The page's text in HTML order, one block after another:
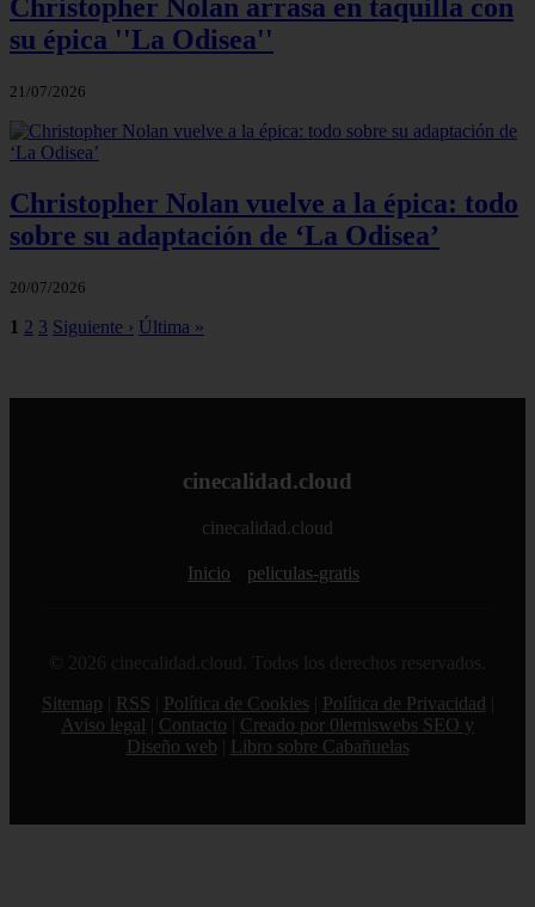
Christopher Nolan arrasa en taquilla con
su épica ''La Odisea''
21/07/2026
Christopher Nolan vuelve a la épica: todo
sobre su adaptación de ‘La Odisea’
20/07/2026
1 2 3 Siguiente › Última »
cinecalidad.cloud
cinecalidad.cloud
Inicio peliculas-gratis
© 2026 cinecalidad.cloud. Todos los derechos reservados.
Sitemap
RSS Política de Cookies Política de Privacidad
Aviso legal
Contacto
Creado por 0lemiswebs SEO y
Diseño web
Libro sobre Cabañuelas